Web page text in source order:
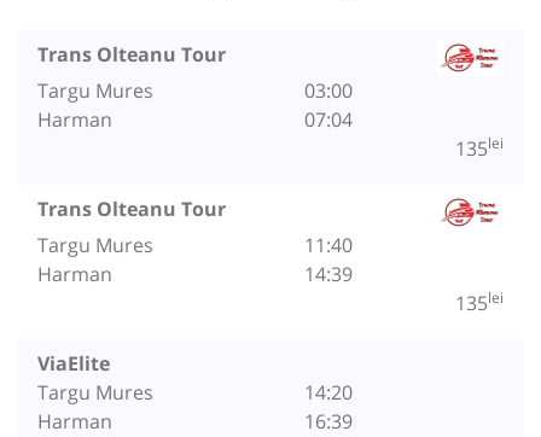
Trans Olteanu Tour
Targu Mures
Harman
03:00
07:04
135lei
Trans Olteanu Tour
Targu Mures
Harman
11:40
14:39
135lei
ViaElite
Targu Mures
Harman
14:20
16:39